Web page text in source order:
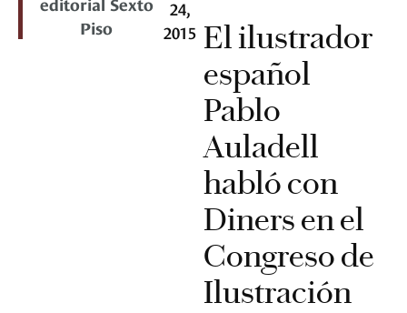
Piso
24,
2015 El ilustrador
español
Pablo
Auladell
habló con
Diners en el
Congreso de
Ilustración